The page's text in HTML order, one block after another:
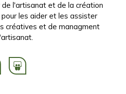
l'artisanat et de la création
les aider et les assister
créatives et de managment